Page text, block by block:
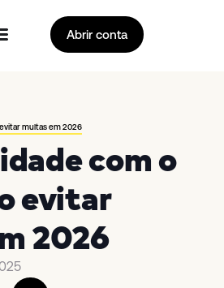
Abrir conta
multas em 2026
com o
evitar
2026